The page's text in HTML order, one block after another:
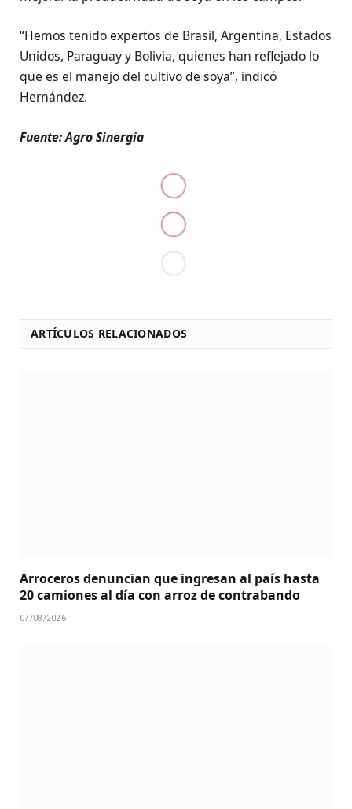
“Hemos tenido expertos de Brasil, Argentina, Estados
Unidos, Paraguay y Bolivia, quienes han reflejado lo
que es el manejo del cultivo de soya”, indicó
Hernández.
Fuente: Agro Sinergia
ARTÍCULOS RELACIONADOS
Arroceros denuncian que ingresan al país hasta
20 camiones al día con arroz de contrabando
07/08/2026